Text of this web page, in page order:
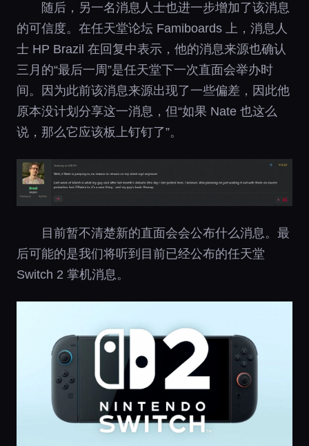
随后，另一名消息人士也进一步增加了该消息
的可信度。在任天堂论坛 Famiboards 上，消息人
士 HP Brazil 在回复中表示，他的消息来源也确认
三月的“最后一周”是任天堂下一次直面会举办时
间。因为此前该消息来源出现了一些偏差，因此他
原本没计划分享这一消息，但“如果 Nate 也这么
说，那么它应该板上钉钉了”。
目前暂不清楚新的直面会会公布什么消息。最
后可能的是我们将听到目前已经公布的任天堂
Switch 2 掌机消息。